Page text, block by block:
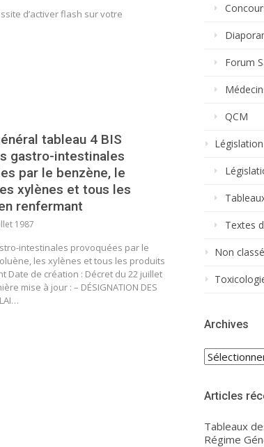
d’activer flash sur votre
tableau 4 BIS
gastro-intestinales
par le benzène, le
xylènes et tous les
renfermant
1987
intestinales provoquées par le
les xylènes et tous les produits
Date de création : Décret du 22 juillet
mise à jour : – DÉSIGNATION DES
Forum
QCM
Législation
Textes
Non classé
Archives
Archives
Articles
Tableaux
Régime